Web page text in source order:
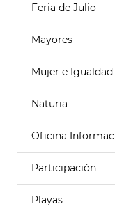
Feria de Julio
Mayores
Mujer e Igualdad
Naturia
Oficina
Participación
Playas